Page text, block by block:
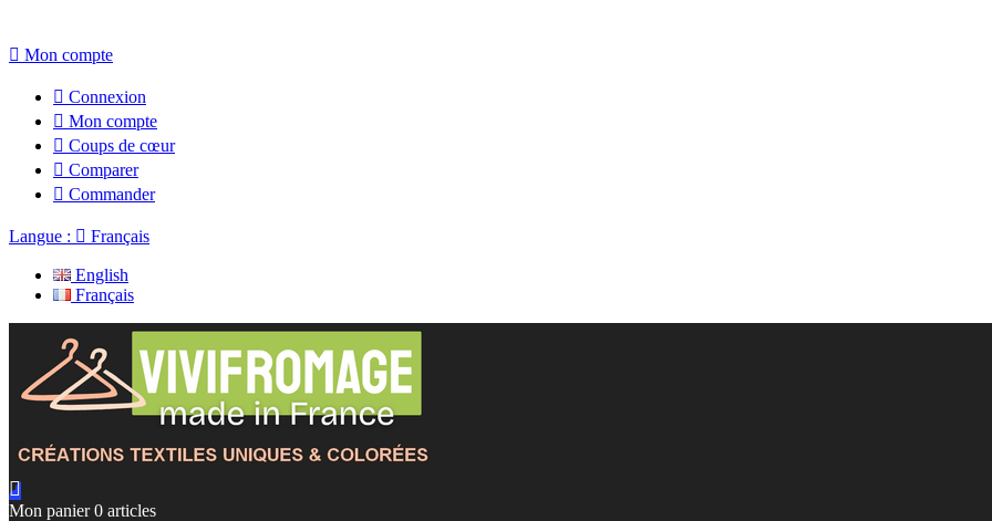
 Mon compte
 Connexion
 Mon compte
 Coups de cœur
 Comparer
 Commander
Langue :  Français
English
Français

Mon panier 0 articles